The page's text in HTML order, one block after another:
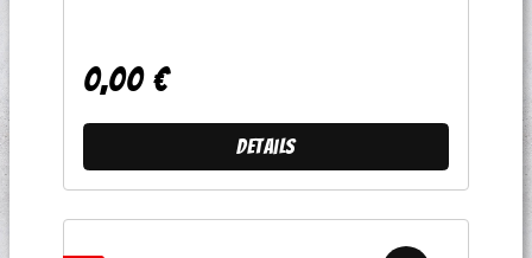
Regulärer Preis:
0,00 €
Details